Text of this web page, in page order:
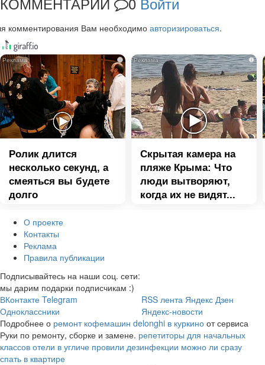
комментирования Вам необходимо авторизироваться.
i
Ролик длится
несколько секунд, а
смеяться вы будете
долго
i
Скрытая камера на
пляже Крыма: Что
люди вытворяют,
когда их не видят...
О проекте
Контакты
Реклама
Правила публикации
Подписывайтесь на наши соц. сети:
мы дарим подарки подписчикам :)
ВКонтакте Telegram
Одноклассники
RSS лента Яндекс Дзен
Яндекс-новости
Подробнее о ремонт кофемашин delonghi в куркино от сервиса
Руки по ремонту, сборке и замене. репетиторы для начальных
классов отели в угличе провили дезинфекции можно ли сразу
спать в квартире